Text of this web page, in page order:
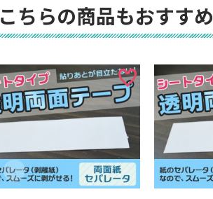
こちらの商品もおすすめ